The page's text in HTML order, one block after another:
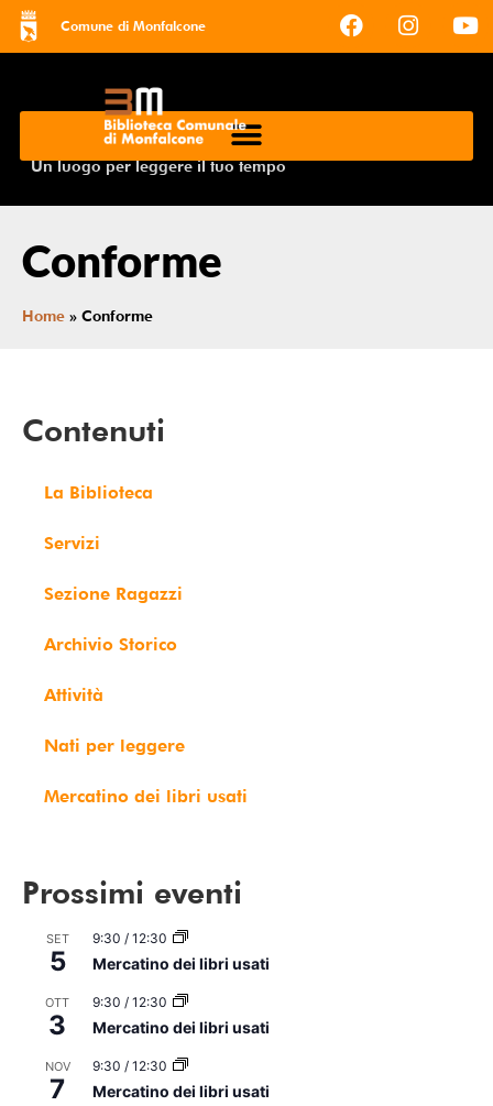
Comune di Monfalcone
Un luogo per leggere il tuo tempo
Conforme
Home » Conforme
Contenuti
La Biblioteca
Servizi
Sezione Ragazzi
Archivio Storico
Attività
Nati per leggere
Mercatino dei libri usati
Prossimi eventi
SET
5
9:30 / 12:30
Mercatino dei libri usati
OTT
3
9:30 / 12:30
Mercatino dei libri usati
NOV
7
9:30 / 12:30
Mercatino dei libri usati